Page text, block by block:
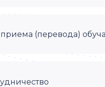
(перевода)